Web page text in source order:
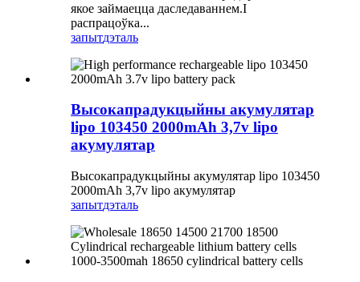
якое займаецца даследаваннем.І
распрацоўка...
запытдэталь
Высокапрадукцыйны акумулятар
lipo 103450 2000mAh 3,7v lipo
акумулятар
Высокапрадукцыйны акумулятар lipo 103450
2000mAh 3,7v lipo акумулятар
запытдэталь